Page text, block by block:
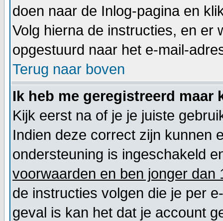
doen naar de Inlog-pagina en
Volg hierna de instructies, en er
opgestuurd naar het e-mail-
Terug naar boven
Ik heb me geregistreerd maar
Kijk eerst na of je je juiste
Indien deze correct zijn kunnen
ondersteuning is ingeschakeld
voorwaarden en ben jonger dan
de instructies volgen die je per
geval is kan het dat je account